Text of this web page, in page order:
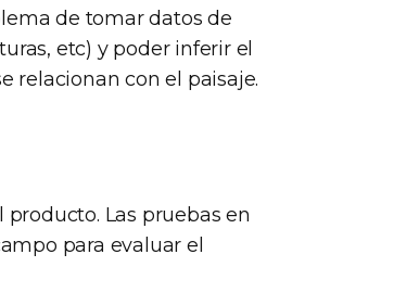
de tomar datos de
etc) y poder inferir el
relacionan con el paisaje.
Las pruebas en
para evaluar el